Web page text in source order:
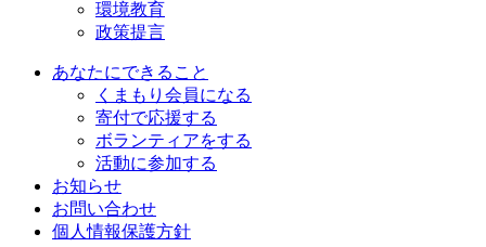
環境教育
政策提言
あなたにできること
くまもり会員になる
寄付で応援する
ボランティアをする
活動に参加する
お知らせ
お問い合わせ
個人情報保護方針